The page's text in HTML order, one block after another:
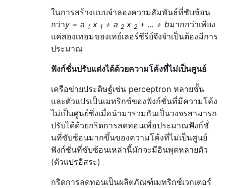
ในการสร้างแบบจำลองความสัมพันธ์ที่ซับซ้อน
กว่าy = a 1 x 1 + a 2 x 2 + ... + bมากกว่าเพียง
แค่สองเทอมของเทย์เลอร์ซีรีย์จึงจำเป็นต้องมีการ
ประมาณ
ฟังก์ชั่นปรับแต่งได้ด้วยความโค้งที่ไม่เป็นศูนย์
เครือข่ายประดิษฐ์เช่น perceptron หลายชั้น
และตัวแปรเป็นเมทริกซ์ของฟังก์ชั่นที่มีความโค้ง
ไม่เป็นศูนย์ซึ่งเมื่อนำมารวมกันเป็นวงจรสามารถ
ปรับได้ด้วยกริดการลดทอนเพื่อประมาณฟังก์ชั่
นที่ซับซ้อนมากขึ้นของความโค้งที่ไม่เป็นศูนย์
ฟังก์ชั่นที่ซับซ้อนเหล่านี้มักจะมีอินพุตหลายตัว
(ตัวแปรอิสระ)
กริดการลดทอนเป็นผลิตภัณฑ์เมทริกซ์เวกเตอร์